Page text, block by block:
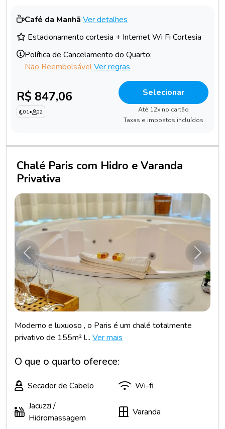
Café da Manhã Ver detalhes
Estacionamento cortesia + Internet Wi Fi Cortesia
Política de Cancelamento do Quarto:
Não ReembolsávelVer regras
R$ 847,06
01• 02
Selecionar
Até 12x no cartão
Taxas e impostos incluídos
Chalé Paris com Hidro e Varanda
Privativa
Anterior
Moderno e luxuoso , o Paris é um chalé totalmente
privativo de 155m² l... Ver mais
O que o quarto oferece:
Secador de Cabelo
Wi-fi
Jacuzzi /
Hidromassagem
Varanda